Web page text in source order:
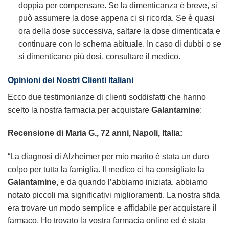
doppia per compensare. Se la dimenticanza è breve, si
può assumere la dose appena ci si ricorda. Se è quasi
ora della dose successiva, saltare la dose dimenticata e
continuare con lo schema abituale. In caso di dubbi o se
si dimenticano più dosi, consultare il medico.
Opinioni dei Nostri Clienti Italiani
Ecco due testimonianze di clienti soddisfatti che hanno
scelto la nostra farmacia per acquistare Galantamine:
Recensione di Maria G., 72 anni, Napoli, Italia:
“La diagnosi di Alzheimer per mio marito è stata un duro
colpo per tutta la famiglia. Il medico ci ha consigliato la
Galantamine, e da quando l’abbiamo iniziata, abbiamo
notato piccoli ma significativi miglioramenti. La nostra sfida
era trovare un modo semplice e affidabile per acquistare il
farmaco. Ho trovato la vostra farmacia online ed è stata